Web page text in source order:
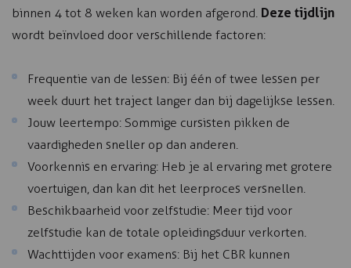
binnen 4 tot 8 weken kan worden afgerond. Deze tijdlijn
wordt beïnvloed door verschillende factoren:
Frequentie van de lessen: Bij één of twee lessen per
week duurt het traject langer dan bij dagelijkse lessen.
Jouw leertempo: Sommige cursisten pikken de
vaardigheden sneller op dan anderen.
Voorkennis en ervaring: Heb je al ervaring met grotere
voertuigen, dan kan dit het leerproces versnellen.
Beschikbaarheid voor zelfstudie: Meer tijd voor
zelfstudie kan de totale opleidingsduur verkorten.
Wachttijden voor examens: Bij het CBR kunnen